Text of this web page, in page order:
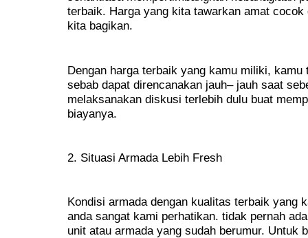
terbaik. Harga yang kita tawarkan amat
kita bagikan.
Dengan harga terbaik yang kamu miliki,
sebab dapat direncanakan jauh– jauh saat
melaksanakan diskusi terlebih dulu buat
biayanya.
2. Situasi Armada Lebih Fresh
Kondisi armada dengan kualitas terbaik yang
anda sangat kami perhatikan. tidak pernah
unit atau armada yang sudah berumur. Untuk